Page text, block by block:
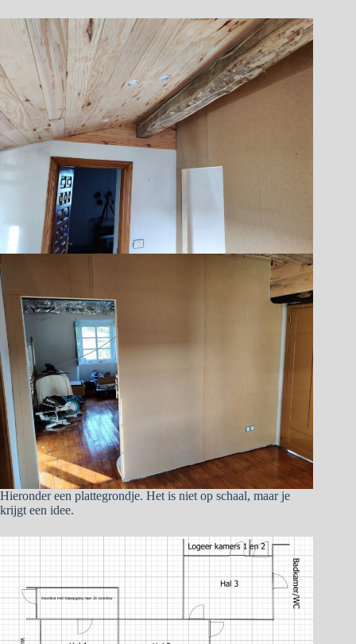
Hieronder een plattegrondje. Het is niet op schaal, maar je
krijgt een idee.